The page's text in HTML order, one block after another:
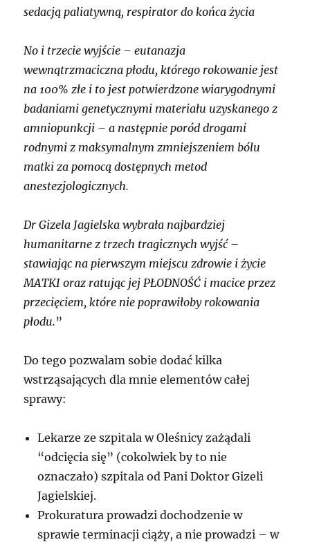
sedacją paliatywną, respirator do końca życia
No i trzecie wyjście – eutanazja
wewnątrzmaciczna płodu, którego rokowanie jest
na 100% złe i to jest potwierdzone wiarygodnymi
badaniami genetycznymi materiału uzyskanego z
amniopunkcji – a następnie poród drogami
rodnymi z maksymalnym zmniejszeniem bólu
matki za pomocą dostępnych metod
anestezjologicznych.
Dr Gizela Jagielska wybrała najbardziej
humanitarne z trzech tragicznych wyjść –
stawiając na pierwszym miejscu zdrowie i życie
MATKI oraz ratując jej PŁODNOŚĆ i macice przez
przecięciem, które nie poprawiłoby rokowania
płodu.”
Do tego pozwalam sobie dodać kilka
wstrząsających dla mnie elementów całej
sprawy:
Lekarze ze szpitala w Oleśnicy zażądali
“odcięcia się” (cokolwiek by to nie
oznaczało) szpitala od Pani Doktor Gizeli
Jagielskiej.
Prokuratura prowadzi dochodzenie w
sprawie terminacji ciąży, a nie prowadzi – w